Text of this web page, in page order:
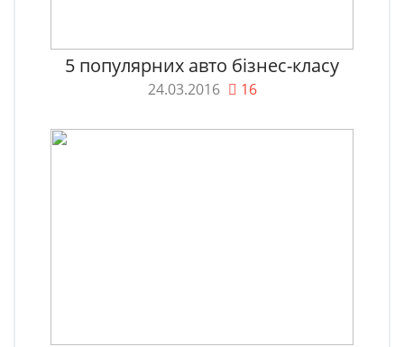
5 популярних авто бізнес-класу
24.03.2016 16